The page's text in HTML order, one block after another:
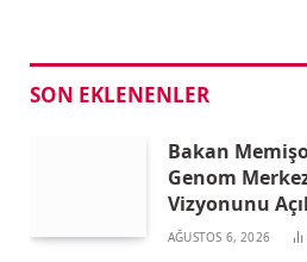
SON EKLENENLER
Bakan
Genom
Vizyonunu
AĞUSTOS 6, 2026